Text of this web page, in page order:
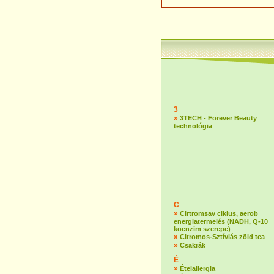
3
» 3TECH - Forever Beauty
technológia
C
» Cirtromsav ciklus, aerob
energiatermelés (NADH, Q-10
koenzim szerepe)
» Citromos-Sztíviás zöld tea
» Csakrák
É
» Ételallergia